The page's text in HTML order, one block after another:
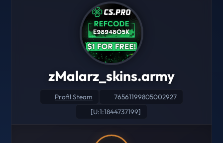
zMalarz_skins.army
Profil Steam
76561199805002927
[U:1:1844737199]